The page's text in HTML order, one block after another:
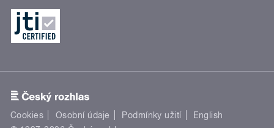
Cookies Osobní údaje Podmínky užití
English